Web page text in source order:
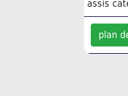
assis
plan